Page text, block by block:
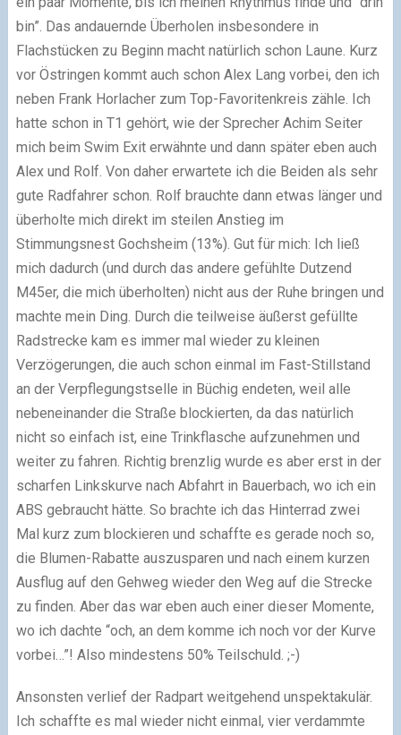
bin”. Das andauernde Überholen insbesondere in
Flachstücken zu Beginn macht natürlich schon Laune. Kurz
vor Östringen kommt auch schon Alex Lang vorbei, den ich
neben Frank Horlacher zum Top-Favoritenkreis zähle. Ich
hatte schon in T1 gehört, wie der Sprecher Achim Seiter
mich beim Swim Exit erwähnte und dann später eben auch
Alex und Rolf. Von daher erwartete ich die Beiden als sehr
gute Radfahrer schon. Rolf brauchte dann etwas länger und
überholte mich direkt im steilen Anstieg im
Stimmungsnest Gochsheim (13%). Gut für mich: Ich ließ
mich dadurch (und durch das andere gefühlte Dutzend
M45er, die mich überholten) nicht aus der Ruhe bringen und
machte mein Ding. Durch die teilweise äußerst gefüllte
Radstrecke kam es immer mal wieder zu kleinen
Verzögerungen, die auch schon einmal im Fast-Stillstand
an der Verpflegungstselle in Büchig endeten, weil alle
nebeneinander die Straße blockierten, da das natürlich
nicht so einfach ist, eine Trinkflasche aufzunehmen und
weiter zu fahren. Richtig brenzlig wurde es aber erst in der
scharfen Linkskurve nach Abfahrt in Bauerbach, wo ich ein
ABS gebraucht hätte. So brachte ich das Hinterrad zwei
Mal kurz zum blockieren und schaffte es gerade noch so,
die Blumen-Rabatte auszusparen und nach einem kurzen
Ausflug auf den Gehweg wieder den Weg auf die Strecke
zu finden. Aber das war eben auch einer dieser Momente,
wo ich dachte “och, an dem komme ich noch vor der Kurve
vorbei…”! Also mindestens 50% Teilschuld. ;-)
Ansonsten verlief der Radpart weitgehend unspektakulär.
Ich schaffte es mal wieder nicht einmal, vier verdammte